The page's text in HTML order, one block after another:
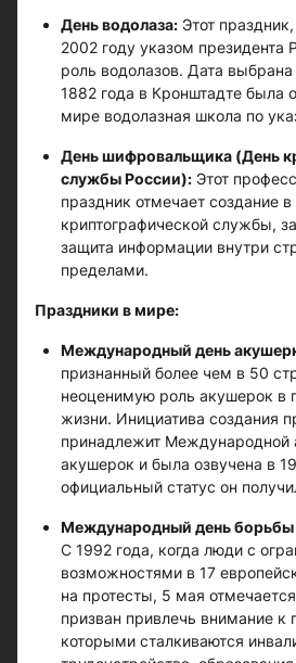
День водолаза: Этот
2002 году указом
роль водолазов. Дата
1882 года в Кронштадте была
мире водолазная школа по
День шифровальщика (День
службы России): Этот
праздник отмечает создание в
криптографической службы,
защита информации внутри
пределами.
Праздники в мире:
Международный день
признанный более чем в 50
неоценимую роль акушерок в
жизни. Инициатива создания
принадлежит Международной
акушерок и была озвучена в
официальный статус он
Международный день борьбы
С 1992 года, когда люди с
возможностями в 17
на протесты, 5 мая
призван привлечь внимание к
которыми сталкиваются